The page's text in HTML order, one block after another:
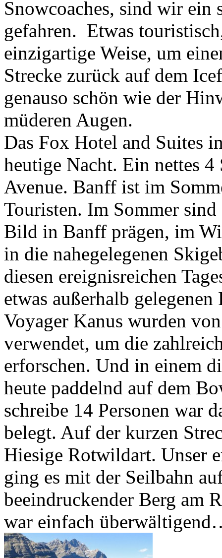
Snowcoaches, sind wir ein
gefahren. Etwas
einzigartige Weise, um
Strecke zurück auf dem
genauso schön wie der
müderen Augen.
Das Fox Hotel and Suites
heutige Nacht. Ein nettes
Avenue. Banff ist im
Touristen. Im Sommer sind
Bild in Banff prägen, im
in die nahegelegenen
diesen ereignisreichen
etwas außerhalb
Voyager Kanus wurden
verwendet, um die
erforschen. Und in einem
heute paddelnd auf dem
schreibe 14 Personen war
belegt. Auf der kurzen
Hiesige Rotwildart. Unser
ging es mit der Seilbahn
beeindruckender Berg am
war einfach